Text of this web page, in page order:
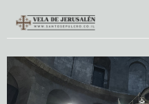
Виртуальные туры
Библиотека